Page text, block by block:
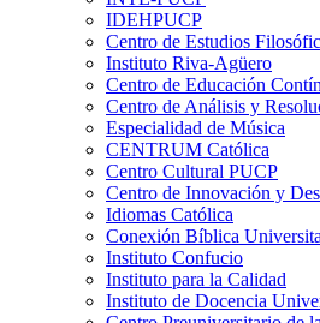
IDEHPUCP
Centro de Estudios
Instituto Riva-Agüero
Centro de Educación
Centro de Análisis y
Especialidad de Música
CENTRUM Católica
Centro Cultural PUCP
Centro de Innovación y
Idiomas Católica
Conexión Bíblica
Instituto Confucio
Instituto para la Calidad
Instituto de Docencia